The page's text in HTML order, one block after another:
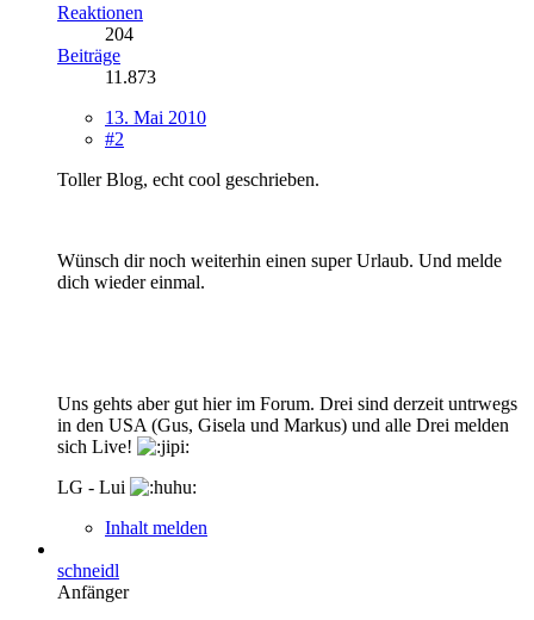
Reaktionen
204
Beiträge
11.873
13. Mai 2010
#2
Toller Blog, echt cool geschrieben.
Wünsch dir noch weiterhin einen super Urlaub. Und melde
dich wieder einmal.
Uns gehts aber gut hier im Forum. Drei sind derzeit untrwegs
in den USA (Gus, Gisela und Markus) und alle Drei melden
sich Live!
LG - Lui
Inhalt melden
schneidl
Anfänger